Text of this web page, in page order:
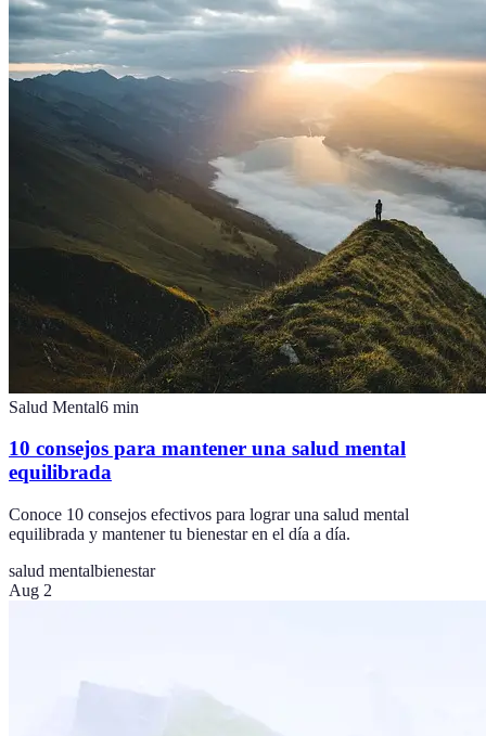
Salud Mental6 min
10 consejos para mantener una salud mental
equilibrada
Conoce 10 consejos efectivos para lograr una salud mental
equilibrada y mantener tu bienestar en el día a día.
salud mentalbienestar
Aug 2